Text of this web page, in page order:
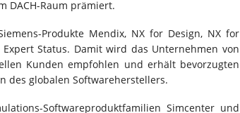
DACH-Raum prämiert.
Produkte Mendix, NX for Design, NX for
Status. Damit wird das Unternehmen von
Kunden empfohlen und erhält bevorzugten
des globalen Softwareherstellers.
Softwareproduktfamilien Simcenter und